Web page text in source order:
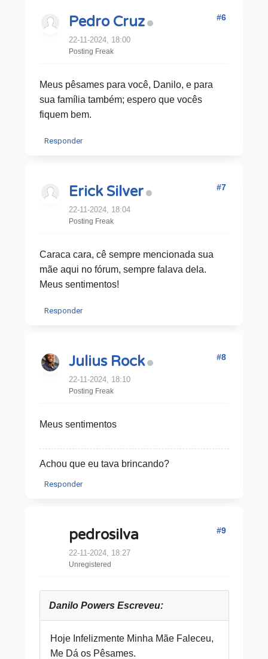
Pedro Cruz
22-11-2024, 18:00
Posting Freak
#6
Meus pêsames para você, Danilo, e para
sua família também; espero que vocês
fiquem bem.
Responder
Erick Silver
22-11-2024, 18:04
Posting Freak
#7
Caraca cara, cê sempre mencionada sua
mãe aqui no fórum, sempre falava dela.
Meus sentimentos!
Responder
Julius Rock
22-11-2024, 18:10
Posting Freak
#8
Meus sentimentos
Achou que eu tava brincando?
Responder
pedrosilva
22-11-2024, 18:27
Unregistered
#9
Danilo Powers Escreveu:
Hoje Infelizmente Minha Mãe Faleceu,
Me Dá os Pêsames.